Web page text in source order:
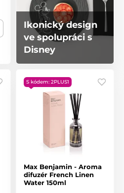
Ikonický design
ve spolupráci s
Disney
S kódem: 2PLUS1
Max Benjamin - Aroma
difuzér French Linen
Water 150ml